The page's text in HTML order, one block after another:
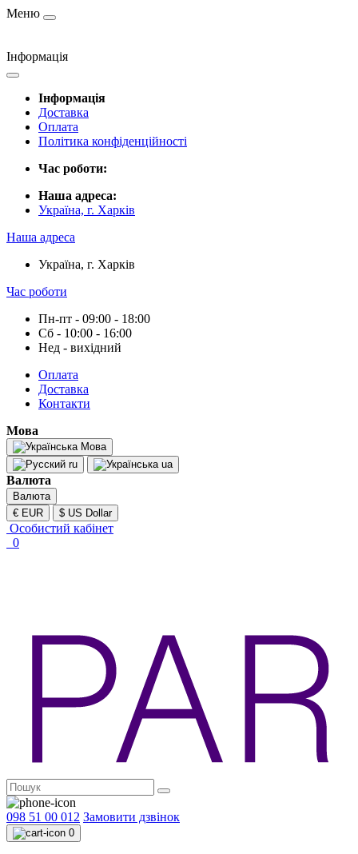
Меню
Інформація
Інформація
Доставка
Оплата
Політика конфіденційності
Час роботи:
Наша адреса:
Україна, г. Харків
Наша адреса
Україна, г. Харків
Час роботи
Пн-пт - 09:00 - 18:00
Сб - 10:00 - 16:00
Нед - вихідний
Оплата
Доставка
Контакти
Мова
Мова
ru
ua
Валюта
Валюта
€ EUR
$ US Dollar
Особистий кабінет
0
098 51 00 012 Замовити дзвінок
0